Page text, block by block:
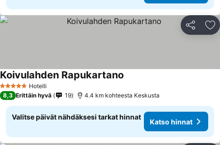
Jaa
5 Tähtiluokitus
Hotelli
Koivulahden Rapukartano
8,3 Erittäin hyvä 19 4.4 km kohteesta Keskusta
Valitse päivät nähdäksesi tarkat hinnat
Katso hinnat